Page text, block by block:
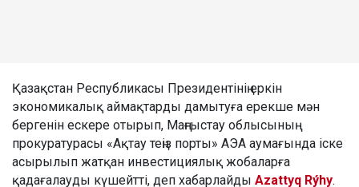
Қазақстан Республикасы Президентінің еркін
экономикалық аймақтарды дамытуға ерекше мән
бергенін ескере отырып, Маңғыстау облысының
прокуратурасы «Ақтау теңіз порты» АЭА аумағында іске
асырылып жатқан инвестициялық жобаларға
қадағалауды күшейтті, деп хабарлайды Azattyq Rýhy.